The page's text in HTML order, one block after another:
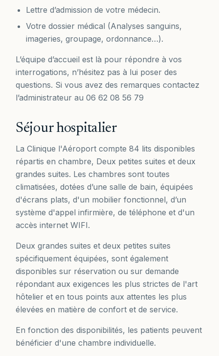
Lettre d’admission de votre médecin.
Votre dossier médical (Analyses sanguins,
imageries, groupage, ordonnance…).
L’équipe d’accueil est là pour répondre à vos
interrogations, n’hésitez pas à lui poser des
questions. Si vous avez des remarques contactez
l’administrateur au 06 62 08 56 79
Séjour hospitalier
La Clinique l'Aéroport compte 84 lits disponibles
répartis en chambre, Deux petites suites et deux
grandes suites. Les chambres sont toutes
climatisées, dotées d’une salle de bain, équipées
d'écrans plats, d'un mobilier fonctionnel, d’un
système d'appel infirmière, de téléphone et d'un
accès internet WIFI.
Deux grandes suites et deux petites suites
spécifiquement équipées, sont également
disponibles sur réservation ou sur demande
répondant aux exigences les plus strictes de l'art
hôtelier et en tous points aux attentes les plus
élevées en matière de confort et de service.
En fonction des disponibilités, les patients peuvent
bénéficier d'une chambre individuelle.